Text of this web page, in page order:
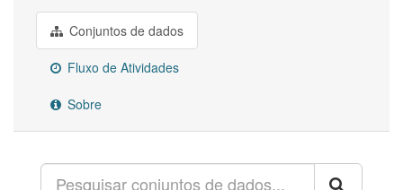
Conjuntos de dados
Fluxo de Atividades
Sobre